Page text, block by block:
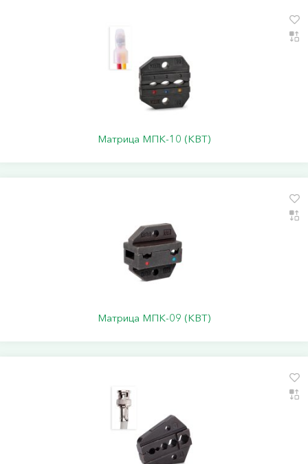
Матрица МПК-10 (КВТ)
Матрица МПК-09 (КВТ)